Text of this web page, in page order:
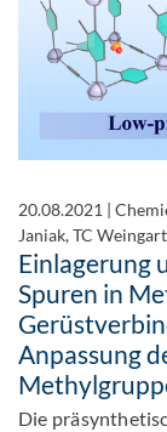
20.08.2021 |
Janiak, TC
Einlagerung
Spuren in
Anpassung
Die